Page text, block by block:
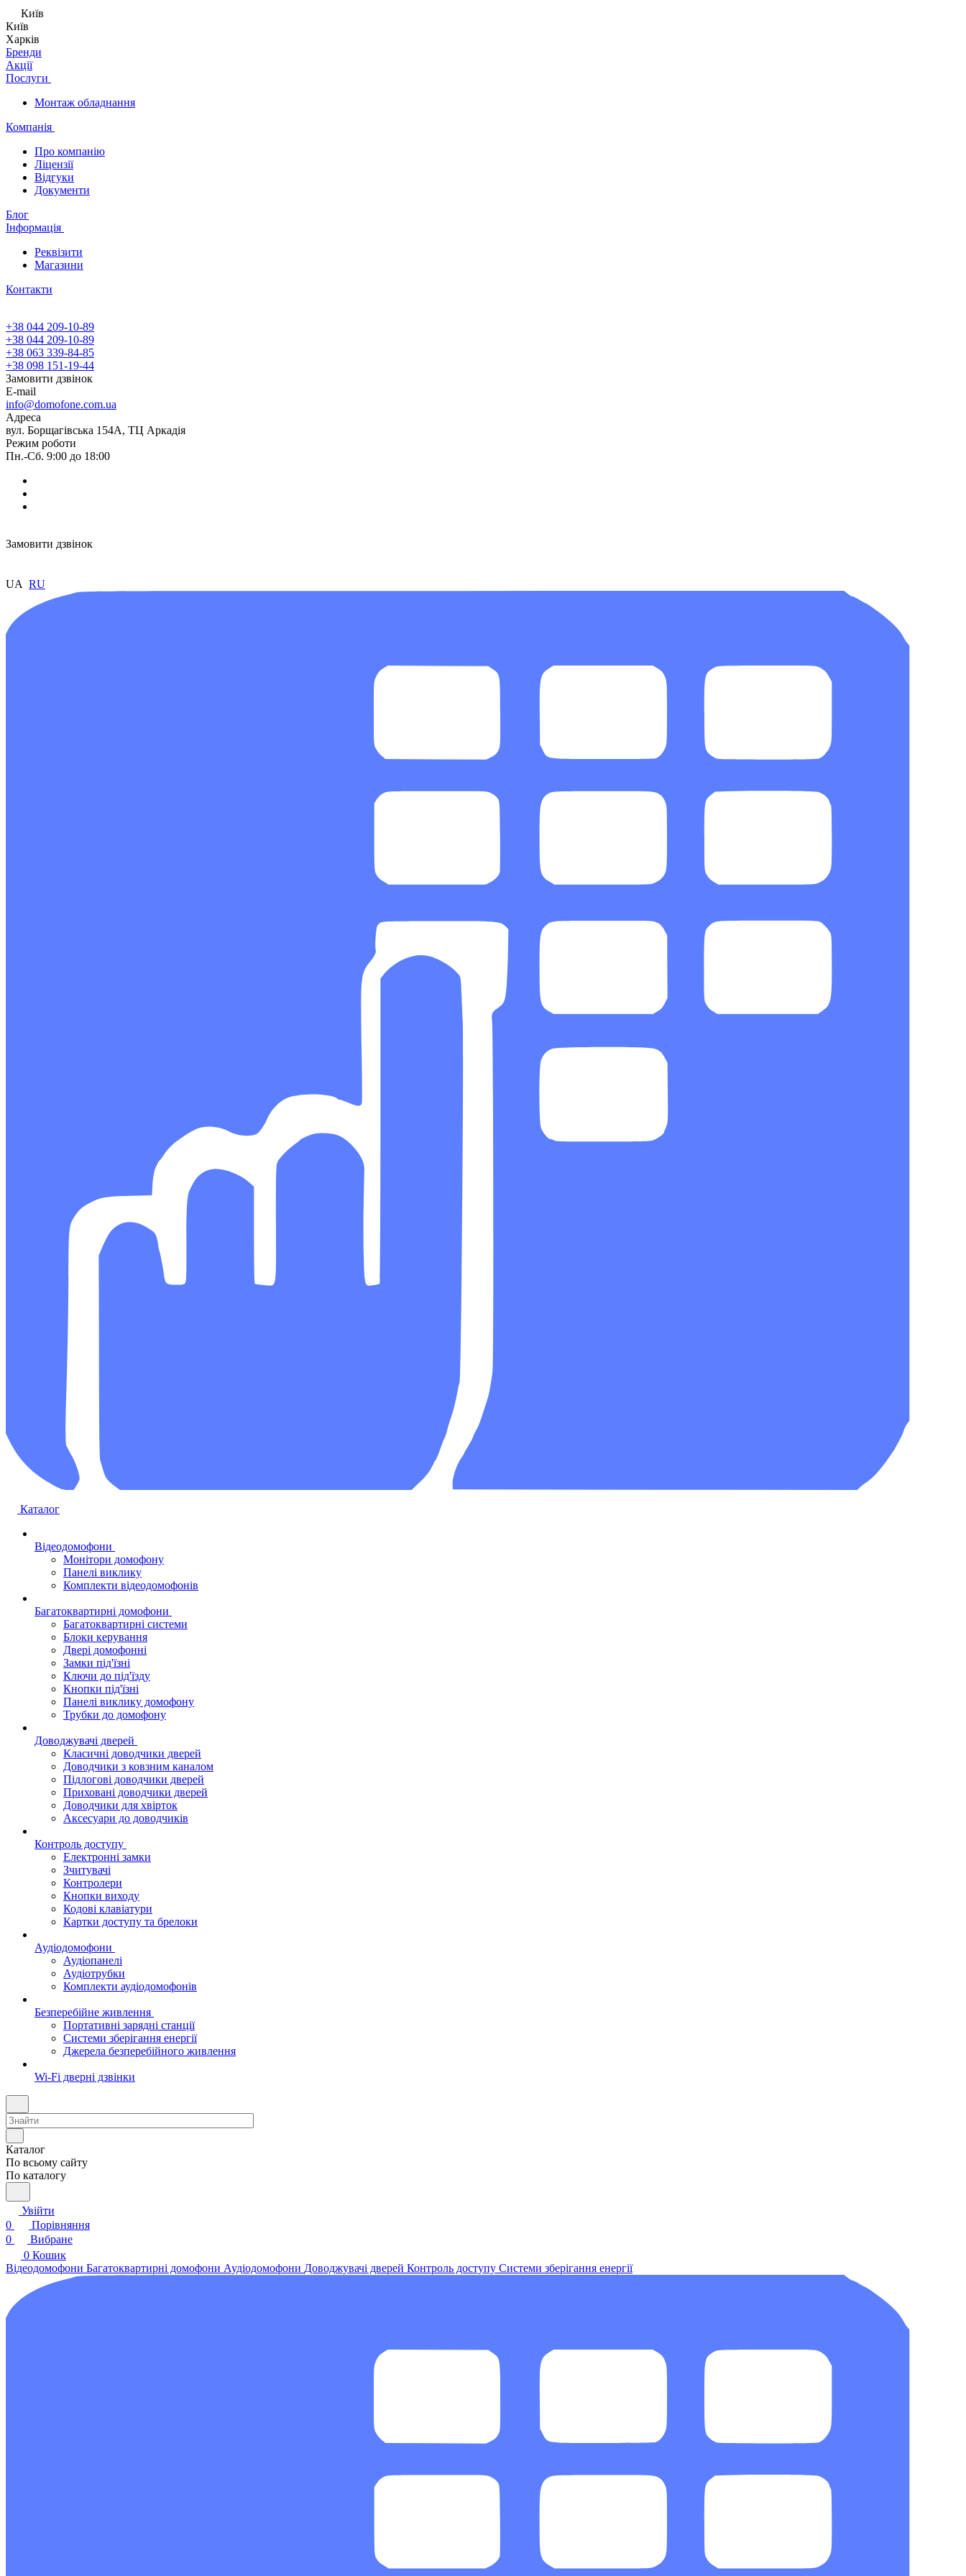
Київ
Київ
Харків
Бренди
Акції
Послуги
Монтаж обладнання
Компанія
Про компанію
Ліцензії
Відгуки
Документи
Блог
Інформація
Реквізити
Магазини
Контакти
+38 044 209-10-89
+38 044 209-10-89
+38 063 339-84-85
+38 098 151-19-44
Замовити дзвінок
E-mail
info@domofone.com.ua
Адреса
вул. Борщагівська 154А, ТЦ Аркадія
Режим роботи
Пн.-Сб. 9:00 до 18:00
Замовити дзвінок
UA RU
Каталог
Відеодомофони
Монітори домофону
Панелі виклику
Комплекти відеодомофонів
Багатоквартирні домофони
Багатоквартирні системи
Блоки керування
Двері домофонні
Замки під'їзні
Ключи до під'їзду
Кнопки під'їзні
Панелі виклику домофону
Трубки до домофону
Доводжувачі дверей
Класичні доводчики дверей
Доводчики з ковзним каналом
Підлогові доводчики дверей
Приховані доводчики дверей
Доводчики для хвірток
Аксесуари до доводчиків
Контроль доступу
Електронні замки
Зчитувачі
Контролери
Кнопки виходу
Кодові клавіатури
Картки доступу та брелоки
Аудіодомофони
Аудіопанелі
Аудіотрубки
Комплекти аудіодомофонів
Безперебійне живлення
Портативні зарядні станції
Системи зберігання енергії
Джерела безперебійного живлення
Wi-Fi дверні дзвінки
Каталог
По всьому сайту
По каталогу
Увійти
0
Порівняння
0
Вибране
0 Кошик
Відеодомофони Багатоквартирні домофони Аудіодомофони Доводжувачі дверей Контроль доступу Системи зберігання енергії